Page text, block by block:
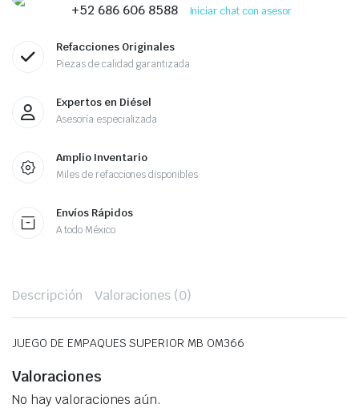
+52 686 606 8588 Iniciar chat con asesor
Refacciones Originales
Piezas de calidad garantizada
Expertos en Diésel
Asesoría especializada
Amplio Inventario
Miles de refacciones disponibles
Envíos Rápidos
A todo México
Descripción Valoraciones (0)
JUEGO DE EMPAQUES SUPERIOR MB OM366
Valoraciones
No hay valoraciones aún.